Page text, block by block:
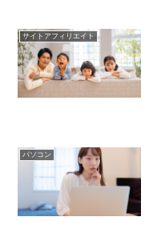
サイトアフィリエイト
パソコン